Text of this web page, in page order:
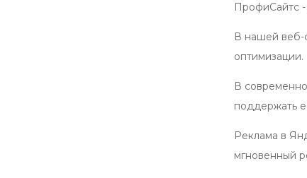
ПрофиСайтс -
В нашей веб-
оптимизации.
В
поддержать
Реклама в
мгновенный